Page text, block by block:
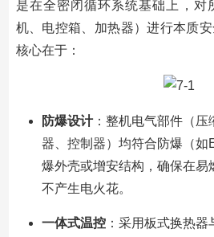
是在全密闭循环系统基础上，对
机、电控箱、加热器）进行本质
核心在于：
防爆设计：整机电气部件（压
器、控制器）均符合防爆（如
爆外壳或增安结构，确保在易
不产生电火花。
一体式温控：采用板式换热器